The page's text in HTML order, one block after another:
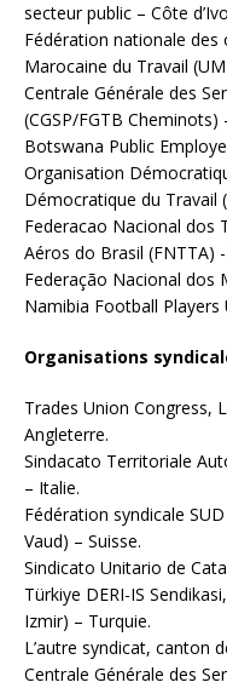
secteur public – Côte
Fédération nationale
Marocaine du Travail
Centrale Générale des
(CGSP/FGTB Cheminots)
Botswana Public
Organisation
Démocratique du Travail
Federacao Nacional dos
Aéros do Brasil (FNTTA)
Federação Nacional dos
Namibia Football Players
Organisations
Trades Union Congress,
Angleterre.
Sindacato Territoriale
– Italie.
Fédération syndicale
Vaud) – Suisse.
Sindicato Unitario de
Türkiye DERI-IS
Izmir) – Turquie.
L’autre syndicat, canton
Centrale Générale des